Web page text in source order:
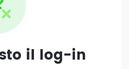
il log-in